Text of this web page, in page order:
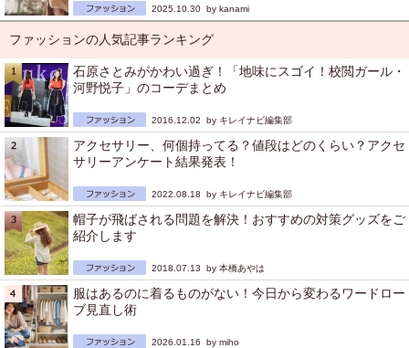
2025.10.30 by kanami
ファッションの人気記事ランキング
石原さとみがかわい過ぎ！「地味にスゴイ！校閲ガール・
河野悦子」のコーデまとめ
2016.12.02 by キレイナビ編集部
アクセサリー、何個持ってる？値段はどのくらい？アクセ
サリーアンケート結果発表！
2022.08.18 by キレイナビ編集部
帽子が飛ばされる問題を解決！おすすめの対策グッズをご
紹介します
2018.07.13 by 本橋あやは
服はあるのに着るものがない！今日から変わるワードロー
ブ見直し術
2026.01.16 by miho